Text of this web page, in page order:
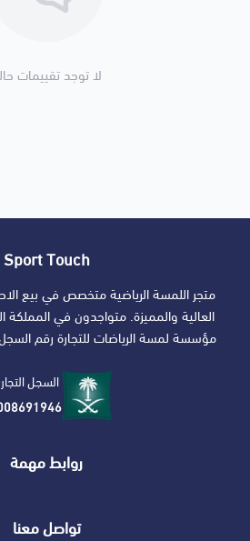
لا توجد تقييمات
Sport Touch
متجر اللمسة الرياضية متخصص في بيع
العالية والمميزة. متواجدون في المملكة
مؤسسة لمسة الرياضات للتجارة رقم السجل التجاري
السجل
روابط مهمة
تواصل معنا